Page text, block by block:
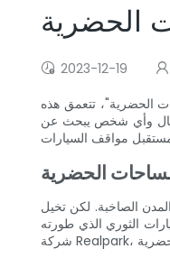
الحضرية
2023-12-19
الحضرية"، تتعمق هذه
وأي شخص يبحث عن
الحضرية
الصاخبة. لكن تخيل
الثوري الذي طورته